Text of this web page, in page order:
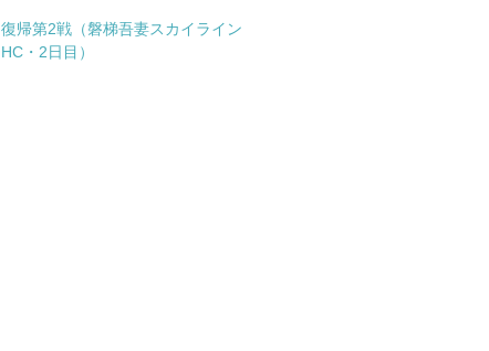
復帰第2戦（磐梯吾妻スカイライン
HC・2日目）